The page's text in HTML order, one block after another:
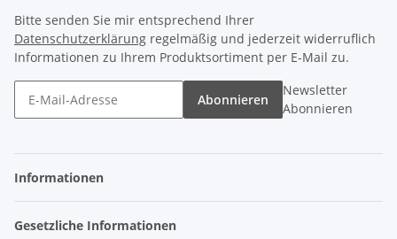
Bitte senden Sie mir entsprechend Ihrer
Datenschutzerklärung regelmäßig und jederzeit widerruflich
Informationen zu Ihrem Produktsortiment per E-Mail zu.
Abonnieren
Newsletter
Abonnieren
Informationen
Gesetzliche Informationen